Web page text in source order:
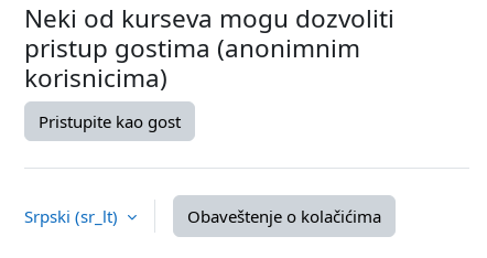
Neki od kurseva mogu dozvoliti
pristup gostima (anonimnim
korisnicima)
Pristupite kao gost
Srpski ‎(sr_lt)‎ Obaveštenje o kolačićima